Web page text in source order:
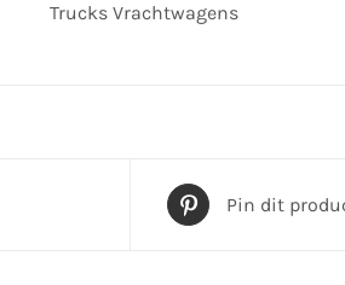
Trucks Vrachtwagens
Pin dit